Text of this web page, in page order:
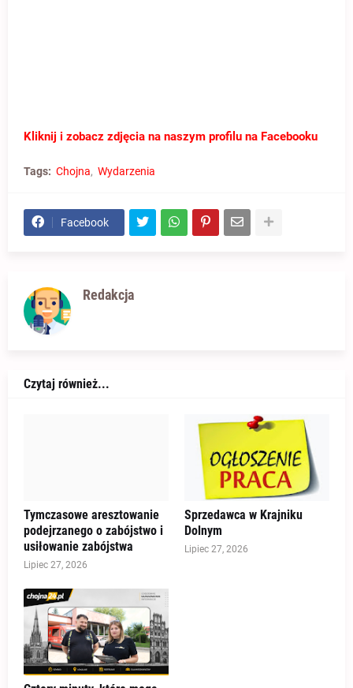
Kliknij i zobacz zdjęcia na naszym profilu na Facebooku
Tags: Chojna Wydarzenia
Facebook
Redakcja
Czytaj również...
Tymczasowe aresztowanie
podejrzanego o zabójstwo i
usiłowanie zabójstwa
Lipiec 27, 2026
Sprzedawca w Krajniku
Dolnym
Lipiec 27, 2026